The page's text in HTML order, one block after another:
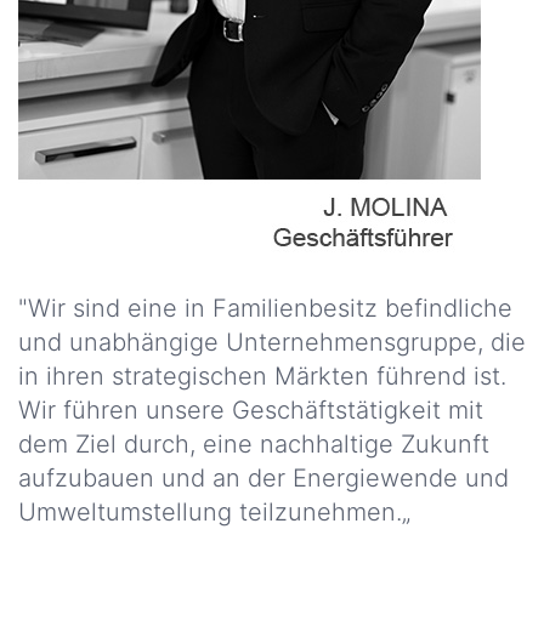
"Wir sind eine in Familienbesitz befindliche
und unabhängige Unternehmensgruppe, die
in ihren strategischen Märkten führend ist.
Wir führen unsere Geschäftstätigkeit mit
dem Ziel durch, eine nachhaltige Zukunft
aufzubauen und an der Energiewende und
Umweltumstellung teilzunehmen.„